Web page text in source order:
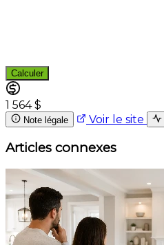
Calculer
1 564 $
Note légale Voir le site
Articles connexes